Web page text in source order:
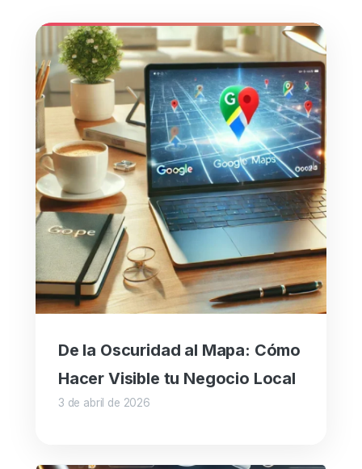
De la Oscuridad al Mapa: Cómo
Hacer Visible tu Negocio Local
3 de abril de 2026